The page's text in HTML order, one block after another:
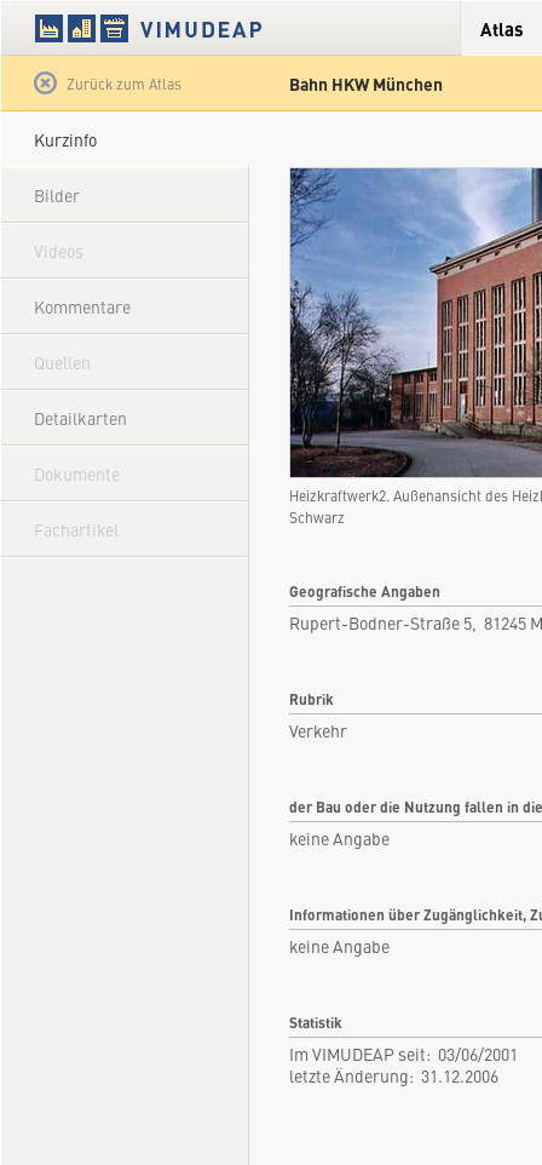
Atlas
Zurück zum Atlas Bahn HKW München
Kurzinfo
Bilder
Videos
Kommentare
Quellen
Detailkarten
Dokumente
Fachartikel
Heizkraftwerk2. Außenansicht des
Schwarz
Geografische Angaben
Rupert-Bodner-Straße 5, 81245
Rubrik
Verkehr
der Bau oder die Nutzung fallen in
keine Angabe
Informationen über Zugänglichkeit,
keine Angabe
Statistik
Im VIMUDEAP seit: 03/06/2001
letzte Änderung: 31.12.2006
Satellit Hybrid Gelände